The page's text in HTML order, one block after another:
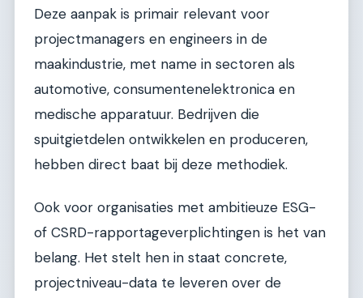
Deze aanpak is primair relevant voor
projectmanagers en engineers in de
maakindustrie, met name in sectoren als
automotive, consumentenelektronica en
medische apparatuur. Bedrijven die
spuitgietdelen ontwikkelen en produceren,
hebben direct baat bij deze methodiek.
Ook voor organisaties met ambitieuze ESG-
of CSRD-rapportageverplichtingen is het van
belang. Het stelt hen in staat concrete,
projectniveau-data te leveren over de